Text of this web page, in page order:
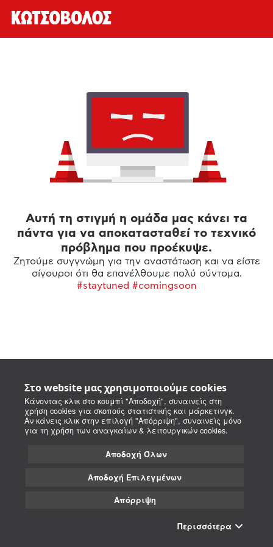
Στο website μας χρησιμοποιούμε cookies
Κάνοντας κλικ στο κουμπί "Αποδοχή", συναινείς στη
χρήση cookies για σκοπούς στατιστικής και μάρκετινγκ.
Αν κάνεις κλικ στην επιλογή "Απόρριψη", συναινείς μόνο
για τη χρήση των αναγκαίων & λειτουργικών cookies.
Αποδοχή Όλων
Αποδοχή Επιλεγμένων
Απόρριψη
Περισσότερα
Αυτή τη στιγμή η ομάδα μας κάνει τα
πάντα για να αποκατασταθεί το τεχνικό
πρόβλημα που προέκυψε.
Ζητούμε συγγνώμη για την αναστάτωση και να είστε
σίγουροι ότι θα επανέλθουμε πολύ σύντομα.
#staytuned #comingsoon